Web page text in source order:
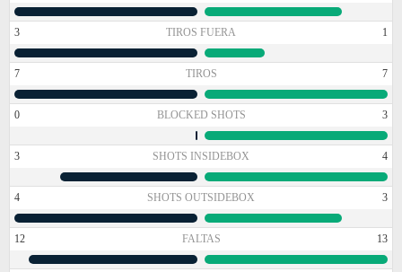
3 TIROS FUERA 1
7 TIROS 7
0 BLOCKED SHOTS 3
3 SHOTS INSIDEBOX 4
4 SHOTS OUTSIDEBOX 3
12 FALTAS 13